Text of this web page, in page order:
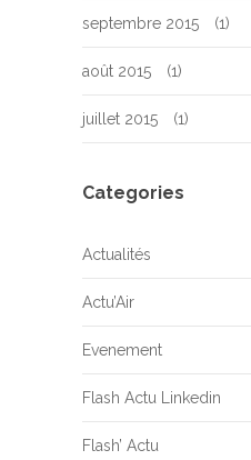
septembre 2015 (1)
août 2015 (1)
juillet 2015 (1)
Categories
Actualités
Actu’Air
Evenement
Flash Actu Linkedin
Flash’ Actu